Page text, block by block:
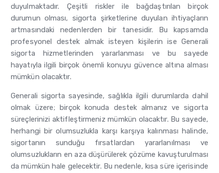
duyulmaktadır. Çeşitli riskler ile bağdaştırılan birçok
durumun olması, sigorta şirketlerine duyulan ihtiyaçların
artmasındaki nedenlerden bir tanesidir. Bu kapsamda
profesyonel destek almak isteyen kişilerin ise Generali
sigorta hizmetlerinden yararlanması ve bu sayede
hayatıyla ilgili birçok önemli konuyu güvence altına alması
mümkün olacaktır.
Generali sigorta sayesinde, sağlıkla ilgili durumlarda dahil
olmak üzere; birçok konuda destek almanız ve sigorta
süreçlerinizi aktifleştirmeniz mümkün olacaktır. Bu sayede,
herhangi bir olumsuzlukla karşı karşıya kalınması halinde,
sigortanın sunduğu fırsatlardan yararlanılması ve
olumsuzlukların en aza düşürülerek çözüme kavuşturulması
da mümkün hale gelecektir. Bu nedenle, kısa süre içerisinde